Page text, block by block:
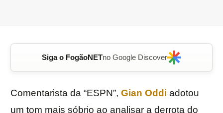
Siga o FogãoNETno Google Discover
Comentarista da “ESPN”, Gian Oddi adotou
um tom mais sóbrio ao analisar a derrota do